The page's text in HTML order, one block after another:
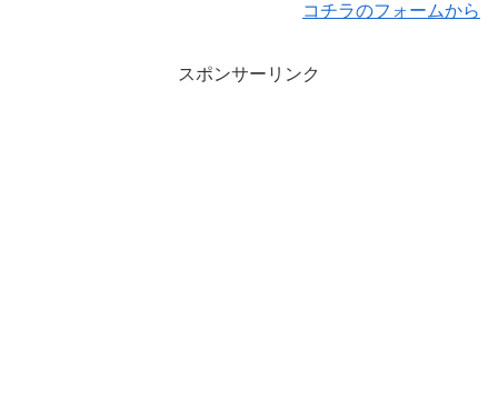
コチラのフォームから
スポンサーリンク